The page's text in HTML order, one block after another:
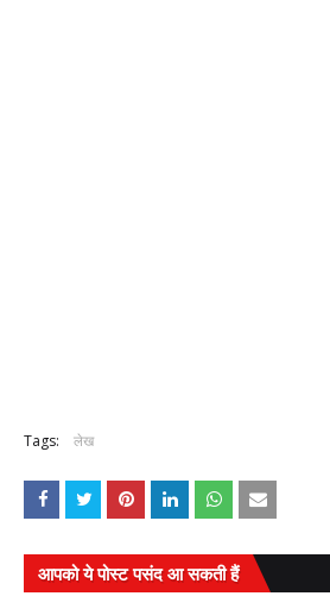
Tags: लेख
आपको ये पोस्ट पसंद आ सकती हैं